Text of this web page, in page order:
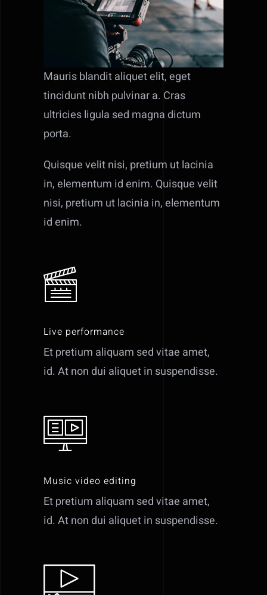
Mauris blandit aliquet elit, eget
tincidunt nibh pulvinar a. Cras
ultricies ligula sed magna dictum
porta.
Quisque velit nisi, pretium ut lacinia
in, elementum id enim. Quisque velit
nisi, pretium ut lacinia in, elementum
id enim.
Live performance
Et pretium aliquam sed vitae amet,
id. At non dui aliquet in suspendisse.
Music video editing
Et pretium aliquam sed vitae amet,
id. At non dui aliquet in suspendisse.